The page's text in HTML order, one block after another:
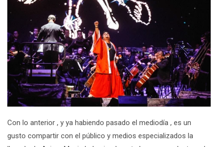
Con lo anterior , y ya habiendo pasado el mediodía , es un
gusto compartir con el público y medios especializados la